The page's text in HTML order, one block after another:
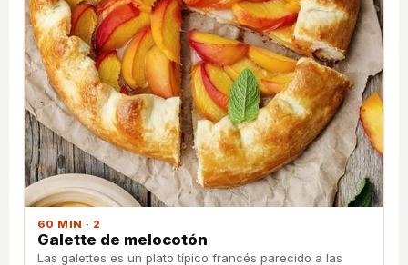
60 MIN · 2
Galette de melocotón
Las galettes es un plato típico francés parecido a las